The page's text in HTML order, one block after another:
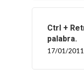
Ctrl +
palabra.
17/01/2011